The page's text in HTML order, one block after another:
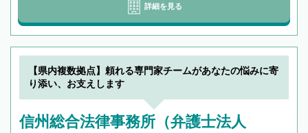
詳細を見る
【県内複数拠点】頼れる専門家チームがあなたの悩みに寄
り添い、お支えします
信州総合法律事務所（弁護士法人